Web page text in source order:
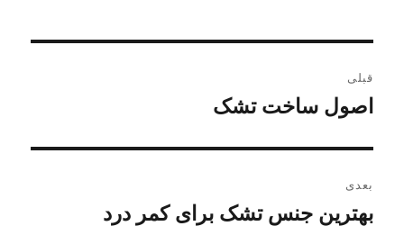
نوشته
قبلی
نوشته
اصول ساخت تشک
بعدی
نوشته
بهترین جنس تشک برای کمر درد